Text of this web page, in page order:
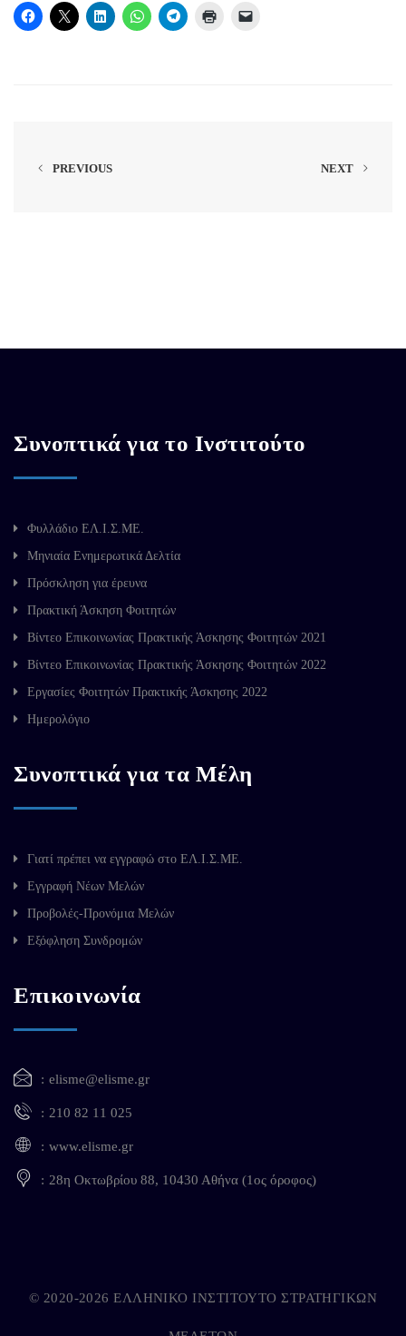
PREVIOUS NEXT
Συνοπτικά για το Ινστιτούτο
Φυλλάδιο ΕΛ.Ι.Σ.ΜΕ.
Μηνιαία Ενημερωτικά Δελτία
Πρόσκληση για έρευνα
Πρακτική Άσκηση Φοιτητών
Βίντεο Επικοινωνίας Πρακτικής Άσκησης Φοιτητών 2021
Βίντεο Επικοινωνίας Πρακτικής Άσκησης Φοιτητών 2022
Εργασίες Φοιτητών Πρακτικής Άσκησης 2022
Ημερολόγιο
Συνοπτικά για τα Μέλη
Γιατί πρέπει να εγγραφώ στο ΕΛ.Ι.Σ.ΜΕ.
Εγγραφή Νέων Μελών
Προβολές-Προνόμια Μελών
Εξόφληση Συνδρομών
Επικοινωνία
elisme@elisme.gr
210 82 11 025
www.elisme.gr
28η Οκτωβρίου 88, 10430 Αθήνα (1ος όροφος)
© 2020-2026 ΕΛΛΗΝΙΚΟ ΙΝΣΤΙΤΟΥΤΟ ΣΤΡΑΤΗΓΙΚΩΝ